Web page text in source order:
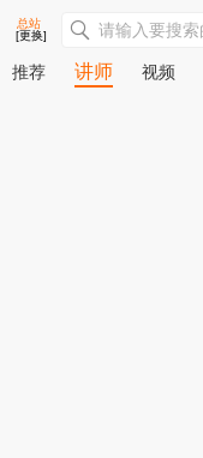
总站
[更换]
推荐 讲师 视频